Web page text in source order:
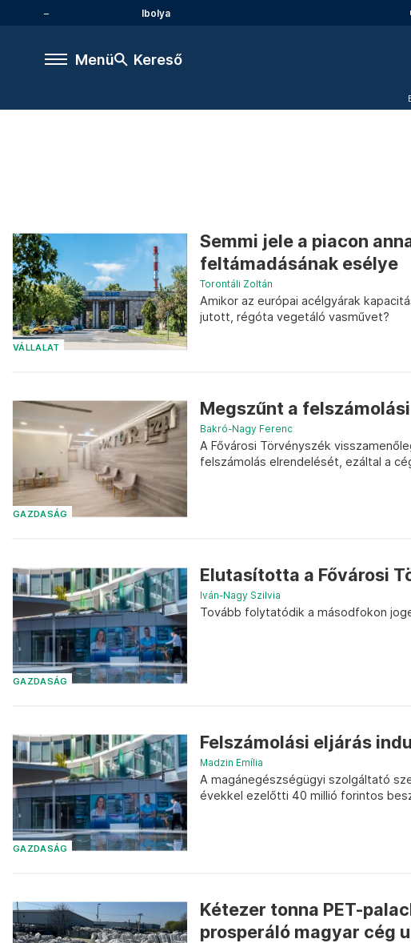
Ibolya
Menü Kereső
VÁLLALAT
Semmi jele a piacon
feltámadásának esélye
Torontáli Zoltán
Amikor az európai acélgyárak
jutott, régóta vegetáló vasművet?
GAZDASÁG
Megszűnt a
Bakró-Nagy Ferenc
A Fővárosi Törvényszék
felszámolás elrendelését, ezáltal a
GAZDASÁG
Elutasította a Fővárosi
Iván-Nagy Szilvia
Tovább folytatódik a másodfokon
GAZDASÁG
Felszámolási eljárás
Madzin Emília
A magánegészségügyi szolgáltató
évekkel ezelőtti 40 millió forintos
Kétezer tonna PET-
prosperáló magyar cég